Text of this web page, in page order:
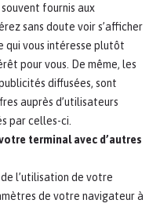
fournis aux
sans doute voir s’afficher
qui vous intéresse plutôt
pour vous. De même, les
diffusées, sont
auprès d’utilisateurs
par celles-ci.
terminal avec d’autres
l’utilisation de votre
de votre navigateur à